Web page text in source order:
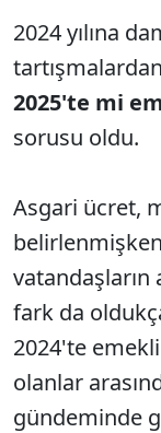
2024 yılına
2025'te mi
sorusu oldu.
Asgari ücret,
vatandaşların
fark da
2024'te
olanlar
gündeminde